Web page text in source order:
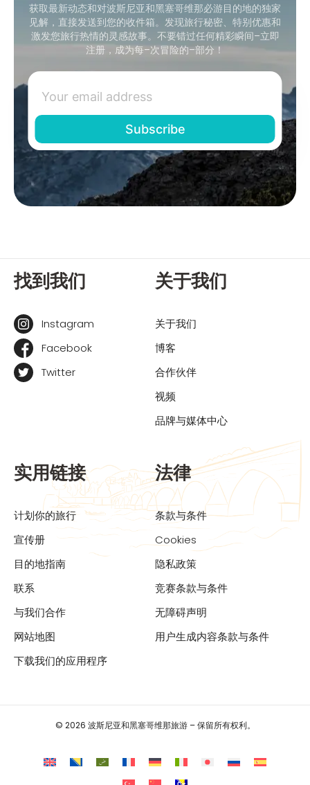
获取最新动态和对波斯尼亚和黑塞哥维那必游目的地的独家
见解，直接发送到您的收件箱。发现旅行秘密、特别优惠和
激发您旅行热情的灵感故事。不要错过任何精彩瞬间–立即
注册，成为每–次冒险的–部分！
找到我们
Instagram
Facebook
Twitter
关于我们
关于我们
博客
合作伙伴
视频
品牌与媒体中心
实用链接
计划你的旅行
宣传册
目的地指南
联系
与我们合作
网站地图
下载我们的应用程序
法律
条款与条件
Cookies
隐私政策
竞赛条款与条件
无障碍声明
用户生成内容条款与条件
© 2026 波斯尼亚和黑塞哥维那旅游 – 保留所有权利。